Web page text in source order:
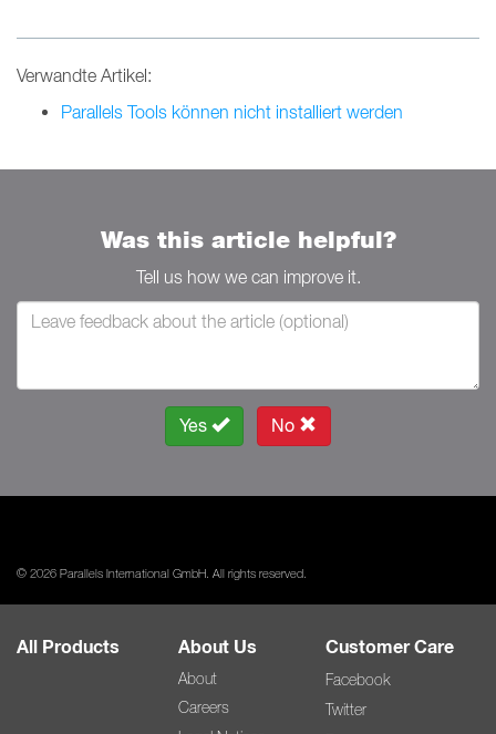
Verwandte Artikel:
Parallels Tools können nicht installiert werden
Was this article helpful?
Tell us how we can improve it.
Yes No
© 2026 Parallels International GmbH. All rights reserved.
All Products About Us
About
Careers
Customer Care
Facebook
Twitter